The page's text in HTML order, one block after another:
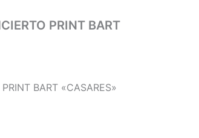
PRINT BART
BART «CASARES»